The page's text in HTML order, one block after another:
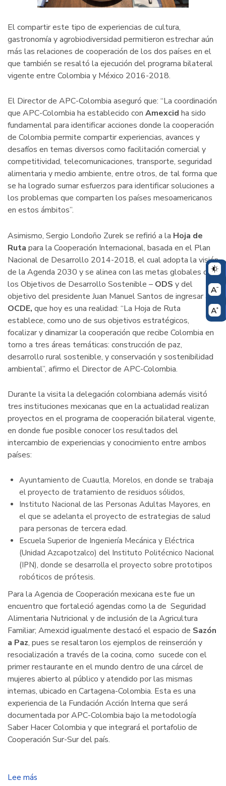
El compartir este tipo de experiencias de cultura,
gastronomía y agrobiodiversidad permitieron estrechar aún
más las relaciones de cooperación de los dos países en el
que también se resaltó la ejecución del programa bilateral
vigente entre Colombia y México 2016-2018.
El Director de APC-Colombia aseguró que: “La coordinación
que APC-Colombia ha establecido con Amexcid ha sido
fundamental para identificar acciones donde la cooperación
de Colombia permite compartir experiencias, avances y
desafíos en temas diversos como facilitación comercial y
competitividad, telecomunicaciones, transporte, seguridad
alimentaria y medio ambiente, entre otros, de tal forma que
se ha logrado sumar esfuerzos para identificar soluciones a
los problemas que comparten los países mesoamericanos
en estos ámbitos”.
Asimismo, Sergio Londoño Zurek se refirió a la Hoja de
Ruta para la Cooperación Internacional, basada en el Plan
Nacional de Desarrollo 2014-2018, el cual adopta la visión
de la Agenda 2030 y se alinea con las metas globales de
los Objetivos de Desarrollo Sostenible – ODS y del
objetivo del presidente Juan Manuel Santos de ingresar a la
OCDE, que hoy es una realidad: “La Hoja de Ruta
establece, como uno de sus objetivos estratégicos,
focalizar y dinamizar la cooperación que recibe Colombia en
torno a tres áreas temáticas: construcción de paz,
desarrollo rural sostenible, y conservación y sostenibilidad
ambiental”, afirmo el Director de APC-Colombia.
Durante la visita la delegación colombiana además visitó
tres instituciones mexicanas que en la actualidad realizan
proyectos en el programa de cooperación bilateral vigente,
en donde fue posible conocer los resultados del
intercambio de experiencias y conocimiento entre ambos
países:
Ayuntamiento de Cuautla, Morelos, en donde se trabaja
el proyecto de tratamiento de residuos sólidos,
Instituto Nacional de las Personas Adultas Mayores, en
el que se adelanta el proyecto de estrategias de salud
para personas de tercera edad.
Escuela Superior de Ingeniería Mecánica y Eléctrica
(Unidad Azcapotzalco) del Instituto Politécnico Nacional
(IPN), donde se desarrolla el proyecto sobre prototipos
robóticos de prótesis.
Para la Agencia de Cooperación mexicana este fue un
encuentro que fortaleció agendas como la de Seguridad
Alimentaria Nutricional y de inclusión de la Agricultura
Familiar; Amexcid igualmente destacó el espacio de Sazón
a Paz, pues se resaltaron los ejemplos de reinserción y
resocialización a través de la cocina, como sucede con el
primer restaurante en el mundo dentro de una cárcel de
mujeres abierto al público y atendido por las mismas
internas, ubicado en Cartagena-Colombia. Esta es una
experiencia de la Fundación Acción Interna que será
documentada por APC-Colombia bajo la metodología
Saber Hacer Colombia y que integrará el portafolio de
Cooperación Sur-Sur del país.
Lee más